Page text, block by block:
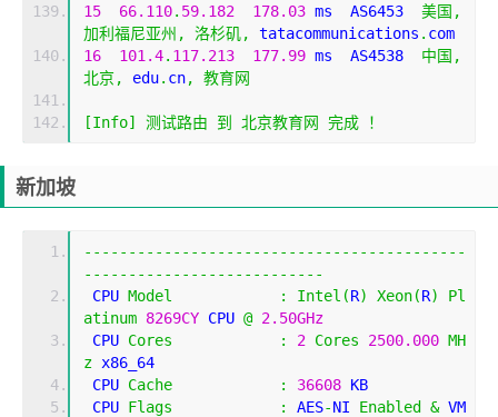
15
66.110. 59.182 178.03 ms  AS6453 美国,
加利福尼亚州,
洛杉矶, tatacommunications . com
16
101.4. 117.213 177.99 ms  AS4538 中国,
北京,
edu. cn, 教育网
[Info] 测试路由 到 北京教育网 完成 ！
新加坡
-------------------------------------------
---------------------------
CPU Model : Intel (R) Xeon(R)
Pl
atinum 8269CY CPU @ 2.50GHz
CPU Cores : 2 Cores 2500.000 MH
z x86_64
CPU Cache : 36608 KB
CPU Flags : AES-NI Enabled & VM